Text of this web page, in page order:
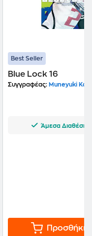
Best Seller
Blue Lock 16
Συγγραφέας: Muneyuki
Άμεσα Διαθέσιμο
Προσθήκη